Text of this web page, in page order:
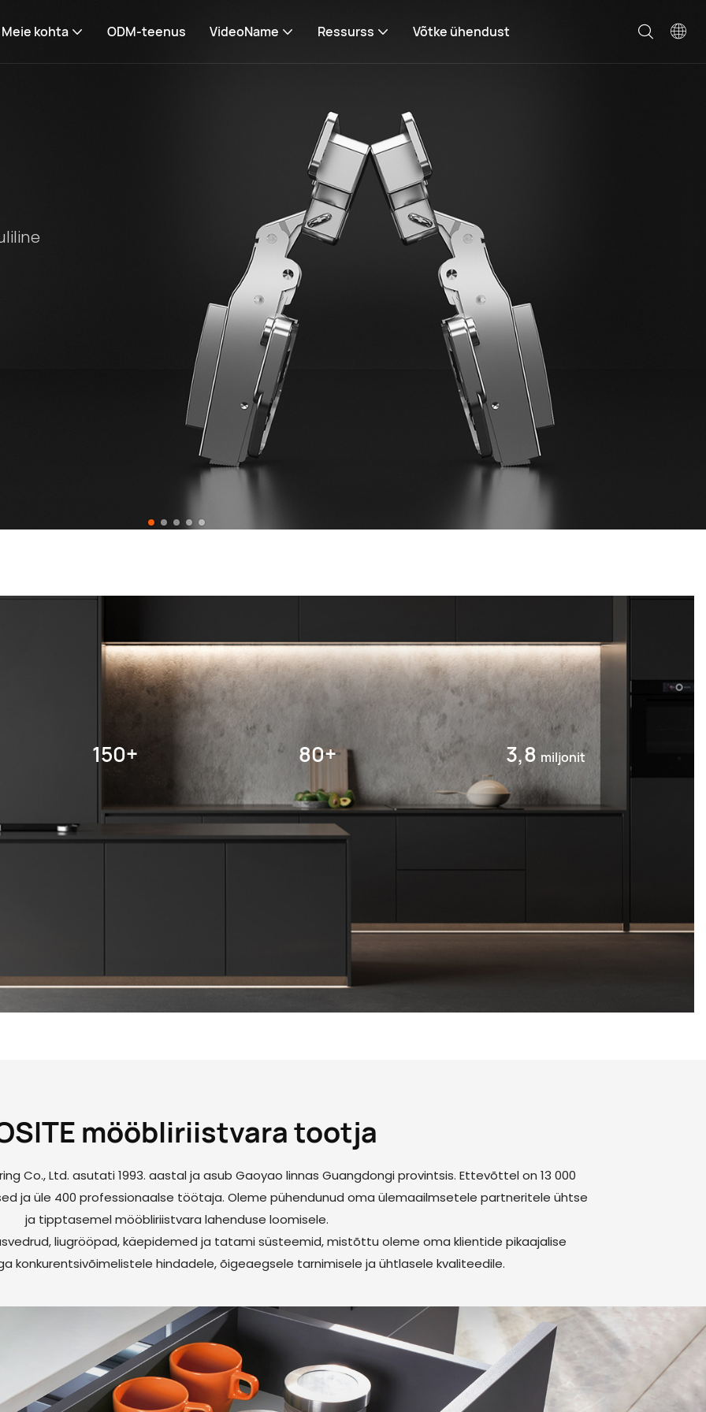
Meie kohta ODM-teenus VideoName Ressurss Võtke ühendust
150+ 80+ 3,8 miljonit
mööbliriistvara tootja
Co., Ltd. asutati 1993. aastal ja asub Gaoyao linnas Guangdongi provintsis. Ettevõttel on 13 000
ja üle 400 professionaalse töötaja. Oleme pühendunud oma ülemaailmsetele partneritele ühtse
ja tipptasemel mööbliriistvara lahenduse loomisele.
liugrööpad, käepidemed ja tatami süsteemid, mistõttu oleme oma klientide pikaajalise
konkurentsivõimelistele hindadele, õigeaegsele tarnimisele ja ühtlasele kvaliteedile.